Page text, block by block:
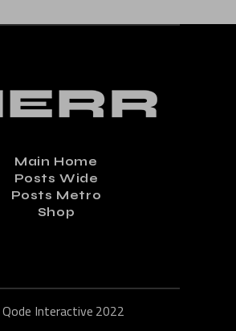
Main Home
Posts Wide
Posts Metro
Shop
Qode Interactive 2022